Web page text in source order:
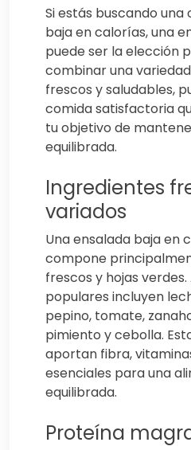
Si estás buscando una
baja en calorías, una
puede ser la elección
combinar una
frescos y saludables,
comida satisfactoria
tu objetivo de
equilibrada.
Ingredientes
variados
Una ensalada baja en
compone
frescos y hojas
populares incluyen
pepino, tomate,
pimiento y cebolla.
aportan fibra,
esenciales para una
equilibrada.
Proteína